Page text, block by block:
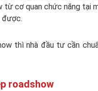
từ cơ quan chức năng tại
được.
thì nhà đầu tư cần
roadshow